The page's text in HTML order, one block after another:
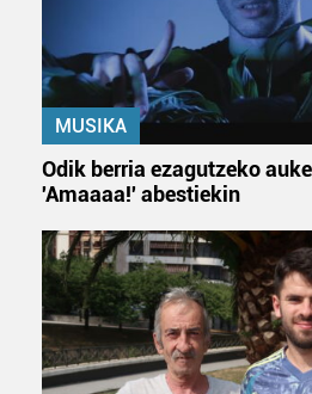
bazkideen zerrenda, beren ustez
duten interes legitimoa eta
dezakezun ikusteko.
Lortu zure datu pertsonalak
datuen atalean. Edozein unetan
Webgune honek cookie propioak
fitxategiak erabiltzen ditu. Zure
zerbitzuak hobetzeko asmoz,
baliatzen gara. Ohar hau
erabiltzeko baimen esplizitua
MUSIKA
Odik berria ezagutzeko
'Amaaaa!' abestiekin